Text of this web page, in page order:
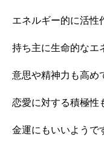
エネルギー的に活性
持ち主に生命的なエ
意思や精神力も高め
恋愛に対する積極性
金運にもいいよう